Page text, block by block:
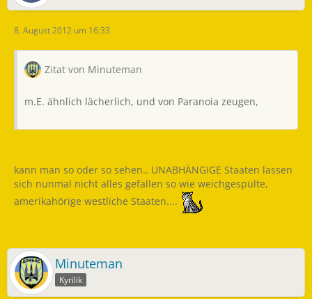
8. August 2012 um 16:33
Zitat von Minuteman
m.E. ähnlich lächerlich, und von Paranoia zeugen,
kann man so oder so sehen.. UNABHÄNGIGE Staaten lassen
sich nunmal nicht alles gefallen so wie weichgespülte,
amerikahörige westliche Staaten....
Minuteman
Kyrilik